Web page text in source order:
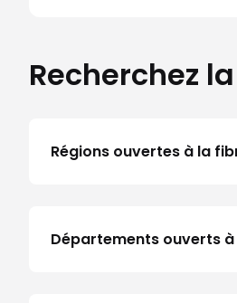
Recherchez
Régions ouvertes à la
Départements ouverts